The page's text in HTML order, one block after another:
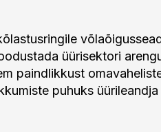
üürisektori
paindlikkust
puhuks